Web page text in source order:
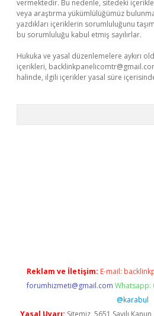
vermektedir. Bu nedenle, sitedeki
veya araştırma yükümlülüğümüz
yazdıkları içeriklerin sorumluluğunu
bu sorumluluğu kabul etmiş sayılırlar.
Hukuka ve yasal düzenlemelere aykırı
içerikleri,
halinde, ilgili içerikler yasal süre
Reklam ve İletişim: E-mail:
forumhizmeti@gmail.com Whatsapp:
@karabul
Yasal Uyarı: Sitemiz, 5651 Sayılı